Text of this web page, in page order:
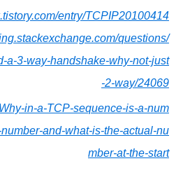
entry/TCPIP20100414
questions/
a-3-way-handshake-why-not-just
-2-way/24069
in-a-TCP-sequence-is-a-num
and-what-is-the-actual-nu
mber-at-the-start